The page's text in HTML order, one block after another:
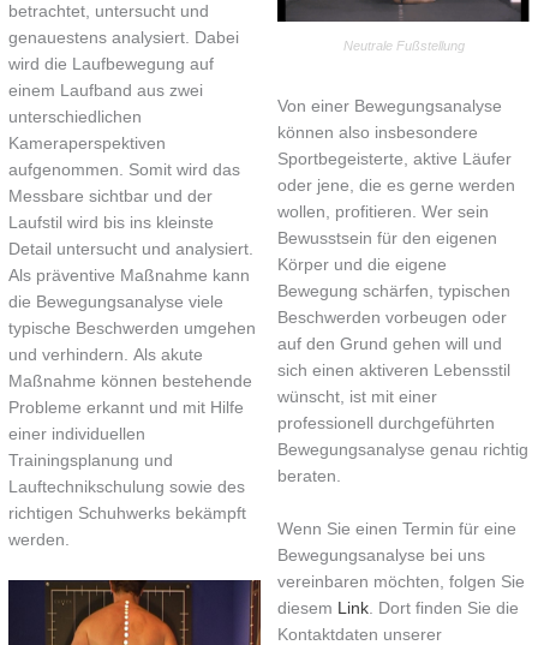
betrachtet, untersucht und
genauestens analysiert. Dabei
wird die Laufbewegung auf
einem Laufband aus zwei
unterschiedlichen
Kameraperspektiven
aufgenommen. Somit wird das
Messbare sichtbar und der
Laufstil wird bis ins kleinste
Detail untersucht und analysiert.
Als präventive Maßnahme kann
die Bewegungsanalyse viele
typische Beschwerden umgehen
und verhindern. Als akute
Maßnahme können bestehende
Probleme erkannt und mit Hilfe
einer individuellen
Trainingsplanung und
Lauftechnikschulung sowie des
richtigen Schuhwerks bekämpft
werden.
Neutrale Fußstellung
Von einer Bewegungsanalyse
können also insbesondere
Sportbegeisterte, aktive Läufer
oder jene, die es gerne werden
wollen, profitieren. Wer sein
Bewusstsein für den eigenen
Körper und die eigene
Bewegung schärfen, typischen
Beschwerden vorbeugen oder
auf den Grund gehen will und
sich einen aktiveren Lebensstil
wünscht, ist mit einer
professionell durchgeführten
Bewegungsanalyse genau richtig
beraten.
Wenn Sie einen Termin für eine
Bewegungsanalyse bei uns
vereinbaren möchten, folgen Sie
diesem
Link . Dort finden Sie die
Kontaktdaten unserer